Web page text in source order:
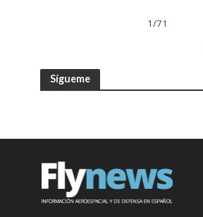
1/71
Sígueme